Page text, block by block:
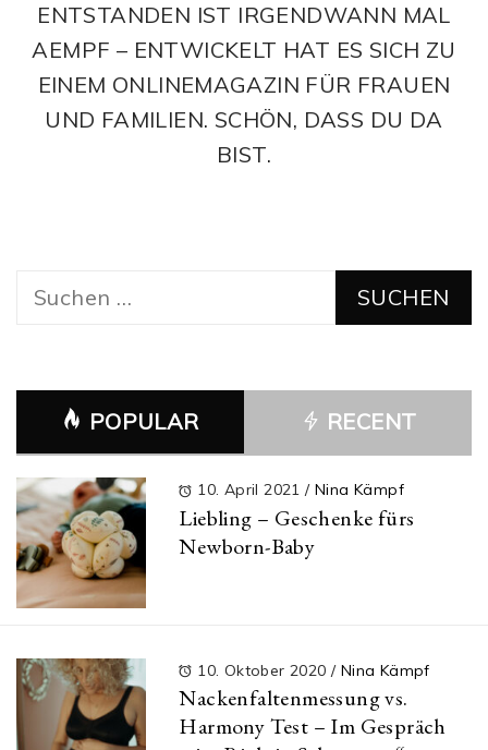
ENTSTANDEN IST IRGENDWANN MAL
AEMPF – ENTWICKELT HAT ES SICH ZU
EINEM ONLINEMAGAZIN FÜR FRAUEN
UND FAMILIEN. SCHÖN, DASS DU DA
BIST.
Suchen
POPULAR RECENT
10. April 2021/ Nina Kämpf
Liebling – Geschenke fürs
Newborn-Baby
10. Oktober 2020 / Nina Kämpf
Nackenfaltenmessung vs.
Harmony Test – Im Gespräch